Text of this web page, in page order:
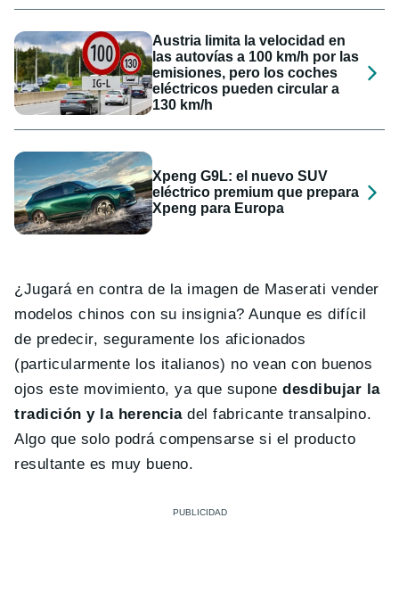
Austria limita la velocidad en
las autovías a 100 km/h por las
emisiones, pero los coches
eléctricos pueden circular a
130 km/h
Xpeng G9L: el nuevo SUV
eléctrico premium que prepara
Xpeng para Europa
¿Jugará en contra de la imagen de Maserati vender
modelos chinos con su insignia? Aunque es difícil
de predecir, seguramente los aficionados
(particularmente los italianos) no vean con buenos
ojos este movimiento, ya que suponedesdibujar la
tradición y la herenciadel fabricante transalpino.
Algo que solo podrá compensarse si el producto
resultante es muy bueno.